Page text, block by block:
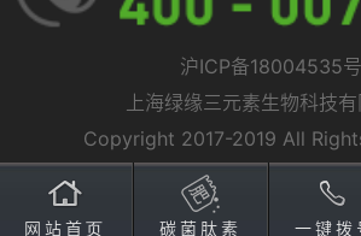
沪ICP备18004535号
上海绿缘三元素生物科技
Copyright 2017-2019 All
网站首页 碳菌肽素 一键拨